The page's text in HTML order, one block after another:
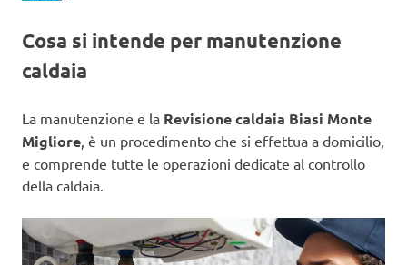
Cosa si intende per manutenzione
caldaia
La manutenzione e la Revisione caldaia Biasi Monte
Migliore, è un procedimento che si effettua a domicilio,
e comprende tutte le operazioni dedicate al controllo
della caldaia.